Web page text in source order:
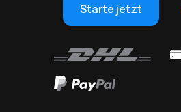
Starte jetzt